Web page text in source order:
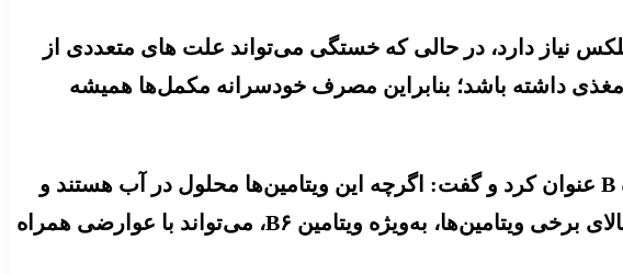
نیاز دارد، در حالی که خستگی می‌تواند علت های متعددی از
داشته باشد؛ بنابراین مصرف خودسرانه مکمل‌ها همیشه
دکتر مرادی موضوع قابل توجه دیگر در این زمینه را مصرف بیش از نیاز برخی ویتامین‌های گروه B عنوان کرد و گفت: اگرچه این ویتامین‌ها محلول در آب هستند و
مقادیر اضافی بسیاری از آن‌ها از طریق ادرار دفع می‌شود، اما مصرف طولانی‌مدت و دوزهای بالای برخی ویتامین‌ها، به‌ویژه ویتامین B۶، می‌تواند با عوارضی همراه